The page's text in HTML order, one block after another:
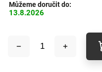
Můžeme doručit do:
13.8.2026